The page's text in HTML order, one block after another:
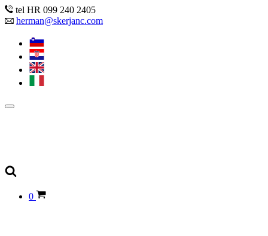
tel HR 099 240 2405
herman@skerjanc.com
0